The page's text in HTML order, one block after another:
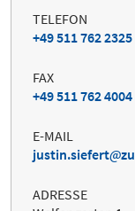
TELEFON
+49 511 762 2325
FAX
+49 511 762 4004
E-MAIL
justin.siefert
ADRESSE